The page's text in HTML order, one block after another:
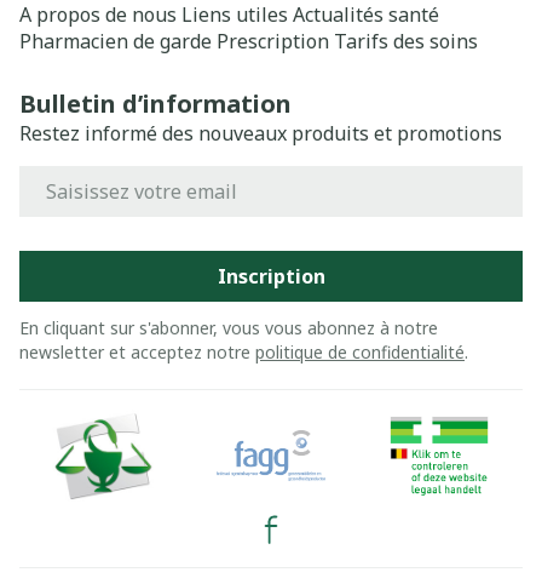
A propos de nous Liens utiles Actualités santé
Pharmacien de garde Prescription Tarifs des soins
Bulletin d’information
Restez informé des nouveaux produits et promotions
Inscription
En cliquant sur s'abonner, vous vous abonnez à notre
newsletter et acceptez notre politique de confidentialité.